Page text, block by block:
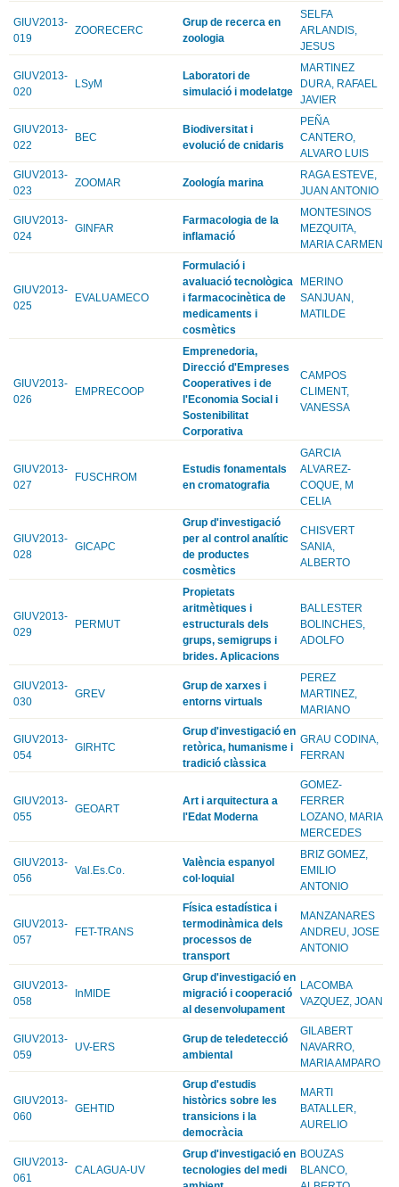
GIUV2013-
019
ZOORECERC
Grup de recerca en
zoologia
SELFA
ARLANDIS,
JESUS
GIUV2013-
020
LSyM
Laboratori de
simulació i modelatge
MARTINEZ
DURA, RAFAEL
JAVIER
GIUV2013-
022
BEC
Biodiversitat i
evolució de cnidaris
PEÑA
CANTERO,
ALVARO LUIS
GIUV2013-
023
ZOOMAR Zoología marina
RAGA ESTEVE,
JUAN ANTONIO
GIUV2013-
024
GINFAR
Farmacologia de la
inflamació
MONTESINOS
MEZQUITA,
MARIA CARMEN
GIUV2013-
025
EVALUAMECO
Formulació i
avaluació tecnològica
i farmacocinètica de
medicaments i
cosmètics
MERINO
SANJUAN,
MATILDE
GIUV2013-
026
EMPRECOOP
Emprenedoria,
Direcció d'Empreses
Cooperatives i de
l'Economia Social i
Sostenibilitat
Corporativa
CAMPOS
CLIMENT,
VANESSA
GIUV2013-
027
FUSCHROM
Estudis fonamentals
en cromatografia
GARCIA
ALVAREZ-
COQUE, M
CELIA
GIUV2013-
028
GICAPC
Grup d'investigació
per al control analític
de productes
cosmètics
CHISVERT
SANIA,
ALBERTO
GIUV2013-
029
PERMUT
Propietats
aritmètiques i
estructurals dels
grups, semigrups i
brides. Aplicacions
BALLESTER
BOLINCHES,
ADOLFO
GIUV2013-
030
GREV
Grup de xarxes i
entorns virtuals
PEREZ
MARTINEZ,
MARIANO
GIUV2013-
054
GIRHTC
Grup d'investigació en
retòrica, humanisme i
tradició clàssica
GRAU CODINA,
FERRAN
GIUV2013-
055
GEOART
Art i arquitectura a
l'Edat Moderna
GOMEZ-
FERRER
LOZANO, MARIA
MERCEDES
GIUV2013-
056
Val.Es.Co.
València espanyol
col·loquial
BRIZ GOMEZ,
EMILIO
ANTONIO
GIUV2013-
057
FET-TRANS
Física estadística i
termodinàmica dels
processos de
transport
MANZANARES
ANDREU, JOSE
ANTONIO
GIUV2013-
058
InMIDE
Grup d'investigació en
migració i cooperació
al desenvolupament
LACOMBA
VAZQUEZ, JOAN
GIUV2013-
059
UV-ERS
Grup de teledetecció
ambiental
GILABERT
NAVARRO,
MARIA AMPARO
GIUV2013-
060
GEHTID
Grup d'estudis
històrics sobre les
transicions i la
democràcia
MARTI
BATALLER,
AURELIO
GIUV2013-
061
CALAGUA-UV
Grup d'investigació en
tecnologies del medi
BOUZAS
BLANCO,